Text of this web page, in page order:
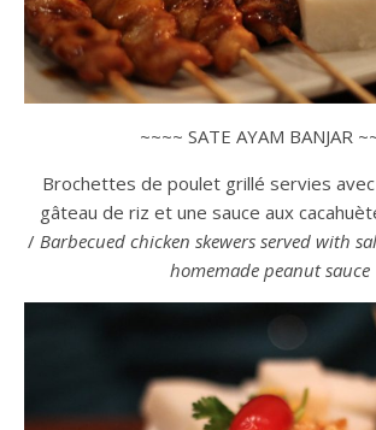
~~~~ SATE AYAM BANJAR
Brochettes de poulet grillé servies avec
gâteau de riz et une sauce aux
/ Barbecued chicken skewers served with
homemade peanut sauce